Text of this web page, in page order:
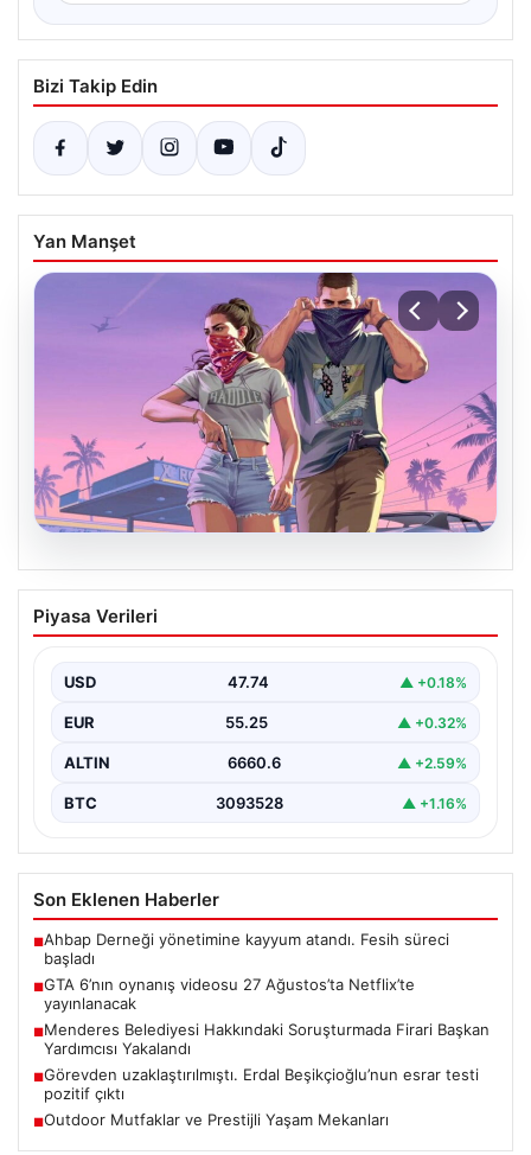
Bizi Takip Edin
Yan Manşet
06.08.2026
GTA 6’nın oynanış videosu 27
Ağustos’ta Netflix’te yayınlanacak
27 Ağustos'ta Netflix'te Yayınlanacak", "content":
"Güçlü beklentilerin odağındaki…
Piyasa Verileri
USD 47.74 ▲ +0.18%
EUR 55.25 ▲ +0.32%
ALTIN 6660.6 ▲ +2.59%
BTC 3093528 ▲ +1.16%
Son Eklenen Haberler
■Ahbap Derneği yönetimine kayyum atandı. Fesih süreci
başladı
■GTA 6’nın oynanış videosu 27 Ağustos’ta Netflix’te
yayınlanacak
■Menderes Belediyesi Hakkındaki Soruşturmada Firari Başkan
Yardımcısı Yakalandı
■Görevden uzaklaştırılmıştı. Erdal Beşikçioğlu’nun esrar testi
pozitif çıktı
■Outdoor Mutfaklar ve Prestijli Yaşam Mekanları